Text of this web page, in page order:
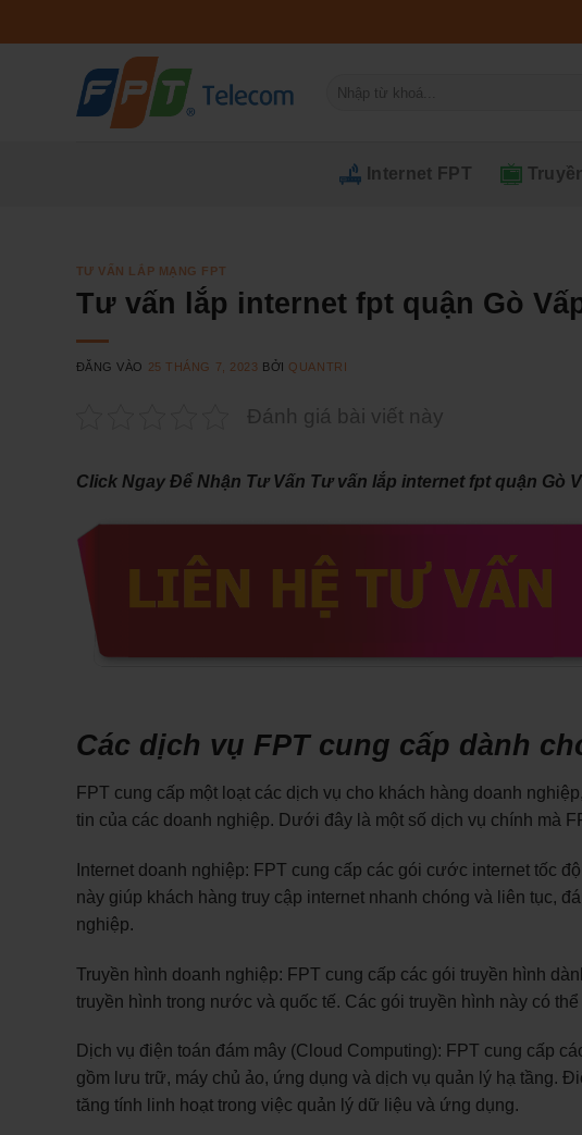
qua
kiếm:
Internet FPT
TƯ VẤN LẮP MẠNG FPT
Tư vấn lắp internet fpt quận Gò
ĐĂNG VÀO 25 THÁNG 7, 2023 BỞI QUANTRI
Đánh giá bài viết này
Click Ngay Để Nhận Tư Vấn Tư vấn lắp internet fpt quận Gò
Các dịch vụ FPT cung cấp dành
FPT cung cấp một loạt các dịch vụ cho khách hàng doanh
tin của các doanh nghiệp. Dưới đây là một số dịch vụ chính mà
Internet doanh nghiệp: FPT cung cấp các gói cước internet tốc
này giúp khách hàng truy cập internet nhanh chóng và liên tục,
nghiệp.
Truyền hình doanh nghiệp: FPT cung cấp các gói truyền hình
truyền hình trong nước và quốc tế. Các gói truyền hình này có
Dịch vụ điện toán đám mây (Cloud Computing): FPT cung cấp
gồm lưu trữ, máy chủ ảo, ứng dụng và dịch vụ quản lý hạ tầng.
tăng tính linh hoạt trong việc quản lý dữ liệu và ứng dụng.